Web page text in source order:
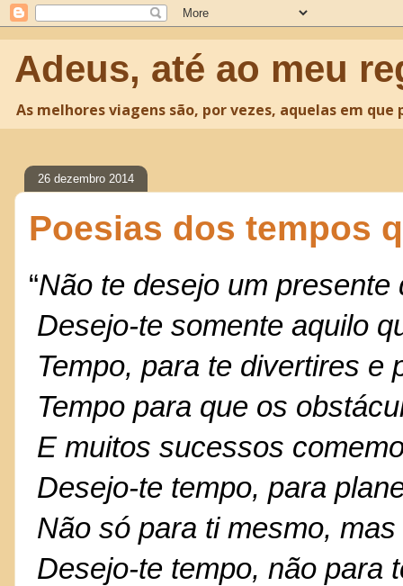
Adeus, até ao meu
As melhores viagens são, por vezes, aquelas em
26 dezembro 2014
Poesias dos tempos
“Não te desejo um presente
Desejo-te somente aquilo
Tempo, para te divertires e
Tempo para que os
E muitos sucessos
Desejo-te tempo, para
Não só para ti mesmo,
Desejo-te tempo, não para